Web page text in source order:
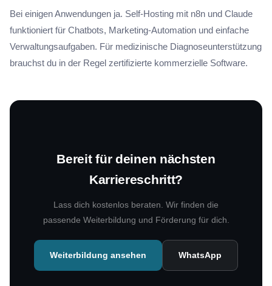
Bei einigen Anwendungen ja. Self-Hosting mit n8n und Claude
funktioniert für Chatbots, Marketing-Automation und einfache
Verwaltungsaufgaben. Für medizinische Diagnoseunterstützung
brauchst du in der Regel zertifizierte kommerzielle Software.
Bereit für deinen nächsten
Karriereschritt?
Lass dich kostenlos beraten. Wir finden die
passende Weiterbildung und Förderung für dich.
Weiterbildung ansehen WhatsApp